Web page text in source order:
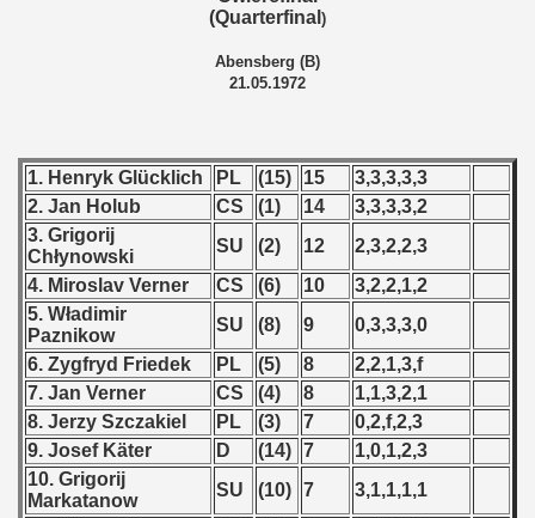
(Quarterfinal )
Abensberg (B)
21.05.1972
1. Henryk Glücklich PL (15) 15
3,3,3,3,3
2. Jan Holub
CS (1) 14
3,3,3,3,2
3. Grigorij
Chłynowski
SU (2) 12
2,3,2,2,3
4. Miroslav Verner
CS (6) 10
3,2,2,1,2
5. Władimir
Paznikow
SU (8) 9
0,3,3,3,0
6. Zygfryd Friedek
PL (5) 8
2,2,1,3,f
7. Jan Verner
CS (4) 8
1,1,3,2,1
8. Jerzy Szczakiel
PL (3) 7
0,2,f,2,3
9. Josef Käter
D (14) 7
1,0,1,2,3
10. Grigorij
Markatanow
SU (10) 7
3,1,1,1,1
- 1993
- 1994
- 1995
- 1996
- 1997
- 1998
- 1999